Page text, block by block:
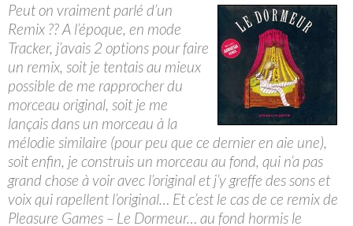
Peut on vraiment parlé d’un
Remix ?? A l’époque, en mode
Tracker, j’avais 2 options pour faire
un remix, soit je tentais au mieux
possible de me rapprocher du
morceau original, soit je me
lançais dans un morceau à la
mélodie similaire (pour peu que ce dernier en aie une),
soit enfin, je construis un morceau au fond, qui n’a pas
grand chose à voir avec l’original et j’y greffe des sons et
voix qui rapellent l’original… Et c’est le cas de ce remix de
Pleasure Games – Le Dormeur… au fond hormis le